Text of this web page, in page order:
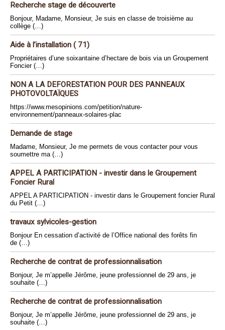
Recherche stage de découverte
Bonjour, Madame, Monsieur, Je suis en classe de troisième au
collège (…)
Aide à l’installation ( 71)
Propriétaires d’une soixantaine d’hectare de bois via un Groupement
Foncier (…)
NON A LA DEFORESTATION POUR DES PANNEAUX
PHOTOVOLTAÏQUES
https://www.mesopinions.com/petition/nature-
environnement/panneaux-solaires-plac
Demande de stage
Madame, Monsieur, Je me permets de vous contacter pour vous
soumettre ma (…)
APPEL A PARTICIPATION - investir dans le Groupement
Foncier Rural
APPEL A PARTICIPATION - investir dans le Groupement foncier Rural
du Petit (…)
travaux sylvicoles-gestion
Bonjour En cessation d’activité de l’Office national des forêts fin
de (…)
Recherche de contrat de professionnalisation
Bonjour, Je m’appelle Jérôme, jeune professionnel de 29 ans, je
souhaite (…)
Recherche de contrat de professionnalisation
Bonjour, Je m’appelle Jérôme, jeune professionnel de 29 ans, je
souhaite (…)